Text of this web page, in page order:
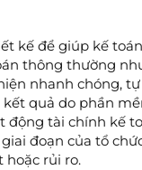
kế để giúp kế
thông thường
nhanh chóng,
kết quả do phần
tài chính kế
đoạn của tổ
hoặc rủi ro.